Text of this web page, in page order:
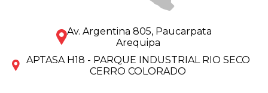
Av. Argentina 805, Paucarpata
Arequipa
APTASA H18 - PARQUE INDUSTRIAL RIO SECO
CERRO COLORADO